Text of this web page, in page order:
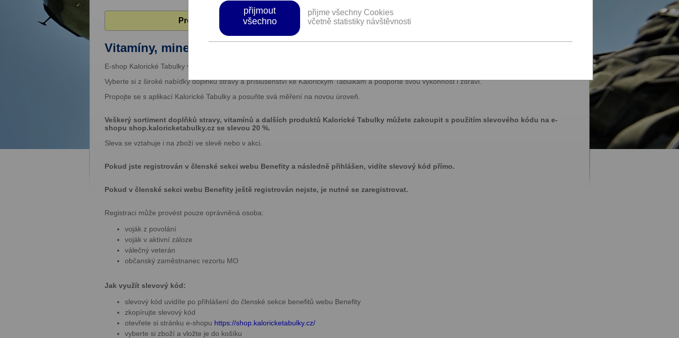
přijmout
všechno
přijme všechny Cookies
včetně statistiky návštěvnosti
Pro zobrazení dalších podmínek či slevových kódů pro čerpání benefitu se
Vitamíny, minerály, probiotika.
E-shop Kalorické Tabulky vám nabízí doplňky stravy, vitamíny, minerály, probiotika, kuchařky, kuchyňské potřeby i zástěry.
Vyberte si z široké nabídky doplňků stravy a příslušenství ke Kalorickým Tabulkám a podpořte svou výkonnost i zdraví.
Propojte se s aplikací Kalorické Tabulky a posuňte svá měření na novou úroveň.
Veškerý sortiment doplňků stravy, vitamínů a dalších produktů Kalorické Tabulky můžete zakoupit s použitím slevového kódu na e-
shopu shop.kaloricke­tabulky.cz se slevou 20 %.
Sleva se vztahuje i na zboží ve slevě nebo v akci.
Pokud jste registrován v členské sekci webu Benefity a následně přihlášen, vidíte slevový kód přímo.
Pokud v členské sekci webu Benefity ještě registrován nejste, je nutné se zaregistrovat.
Registraci může provést pouze oprávněná osoba:
voják z povolání
voják v aktivní záloze
válečný veterán
občanský zaměstnanec rezortu MO
Jak využít slevový kód:
slevový kód uvidíte po přihlášení do členské sekce benefitů webu Benefity
zkopírujte slevový kód
otevřete si stránku e-shopu https://shop.kaloricketabulky.cz/
vyberte si zboží a vložte je do košíku